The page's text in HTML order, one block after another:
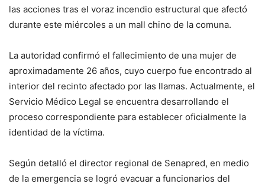
las acciones tras el voraz incendio estructural que afectó
durante este miércoles a un mall chino de la comuna.
La autoridad confirmó el fallecimiento de una mujer de
aproximadamente 26 años, cuyo cuerpo fue encontrado al
interior del recinto afectado por las llamas. Actualmente, el
Servicio Médico Legal se encuentra desarrollando el
proceso correspondiente para establecer oficialmente la
identidad de la víctima.
Según detalló el director regional de Senapred, en medio
de la emergencia se logró evacuar a funcionarios del